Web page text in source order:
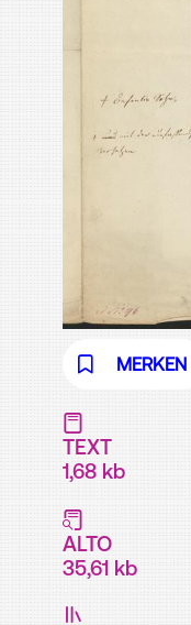
MERKEN
TEXT
1,68 kb
ALTO
35,61 kb